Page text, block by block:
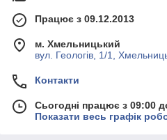
Працює з 09.12.2013
м. Хмельницький
вул. Геологів, 1/1,
Контакти
Сьогодні працює з 09:00
Показати весь графік